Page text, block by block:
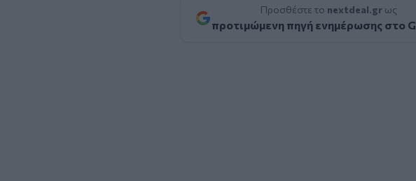
Προσθέστε το nextdeal.grως
προτιμώμενη πηγή ενημέρωσης στο